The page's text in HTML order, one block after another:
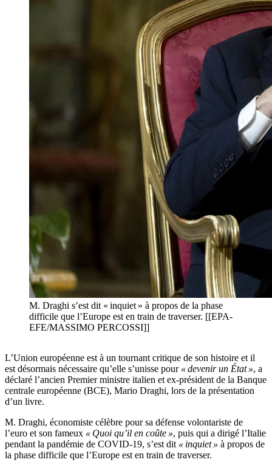
M. Draghi s’est dit « inquiet » à propos de la phase
difficile que l’Europe est en train de traverser. [[EPA-
EFE/MASSIMO PERCOSSI]]
L’Union européenne est à un tournant critique de son histoire et il
est désormais nécessaire qu’elle s’unisse pour « devenir un État », a
déclaré l’ancien Premier ministre italien et ex-président de la Banque
centrale européenne (BCE), Mario Draghi, lors de la présentation
d’un livre.
M. Draghi, économiste célèbre pour sa défense volontariste de
l’euro et son fameux « Quoi qu’il en coûte », puis qui a dirigé l’Italie
pendant la pandémie de COVID-19, s’est dit « inquiet » à propos de
la phase difficile que l’Europe est en train de traverser.